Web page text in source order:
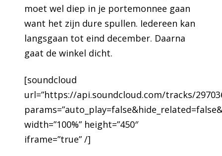
moet wel diep in je portemonnee gaan
want het zijn dure spullen. Iedereen kan
langsgaan tot eind december. Daarna
gaat de winkel dicht.
[soundcloud
url=”https://api.soundcloud.com/tracks/
width=”100%” height=”450″
iframe=”true” /]